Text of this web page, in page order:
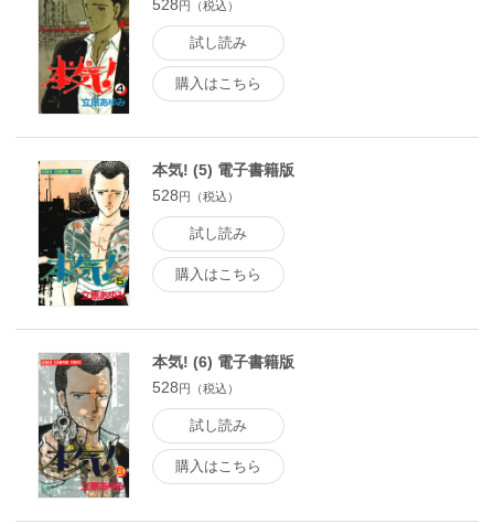
528円（税込）
試し読み
購入はこちら
本気! (5) 電子書籍版
528 円（税込）
試し読み
購入はこちら
本気! (6) 電子書籍版
528 円（税込）
試し読み
購入はこちら